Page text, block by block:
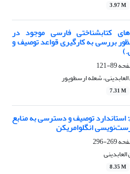
3.97 M
کتابشناختی فارسی موجود در
بررسی به کارگیری قواعد توصیف و
89-121
شعله ارسطوپور
7.31 M
توصیف و دسترسی به منابع
269-296
8.35 M